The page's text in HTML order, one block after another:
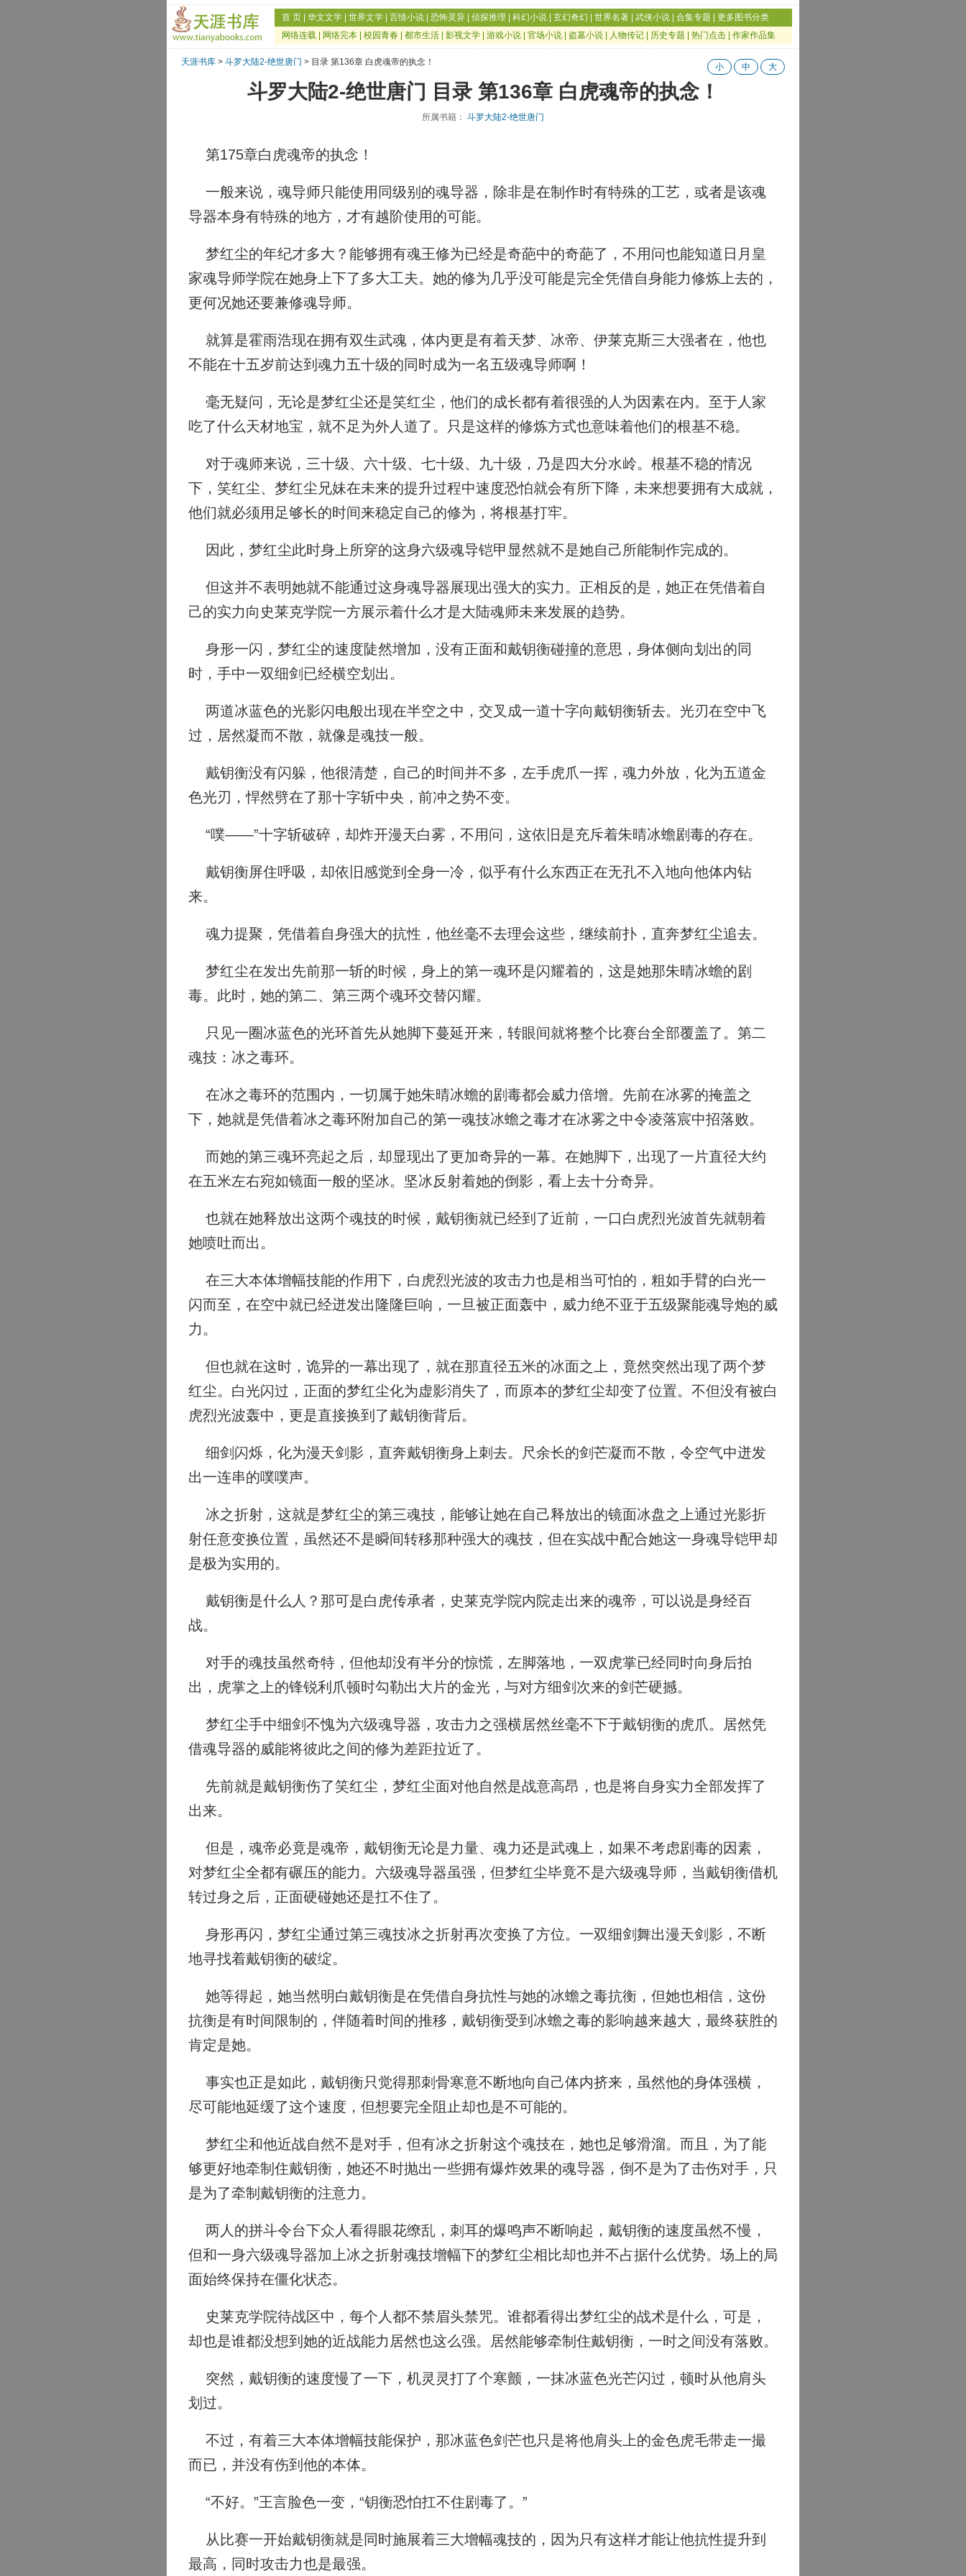
首 页 华文文学 世界文学 言情小说 恐怖灵异 侦探推理 科幻小说 玄幻奇幻 世界名著 武侠小说 合集专题
更多图书分类
网络连载
网络完本 校园青春 都市生活 影视文学 游戏小说 官场小说 盗墓小说 人物传记 历史专题 热门点击 作家作品集
天涯书库 > 斗罗大陆2-绝世唐门 > 目录 第136章 白虎魂帝的执念！ 小 中 大
斗罗大陆2-绝世唐门 目录 第136章 白虎魂帝的执念！
所属书籍： 斗罗大陆2-绝世唐门
第175章白虎魂帝的执念！
一般来说，魂导师只能使用同级别的魂导器，除非是在制作时有特殊的工艺，或者是该魂
导器本身有特殊的地方，才有越阶使用的可能。
梦红尘的年纪才多大？能够拥有魂王修为已经是奇葩中的奇葩了，不用问也能知道日月皇
家魂导师学院在她身上下了多大工夫。她的修为几乎没可能是完全凭借自身能力修炼上去的，
更何况她还要兼修魂导师。
就算是霍雨浩现在拥有双生武魂，体内更是有着天梦、冰帝、伊莱克斯三大强者在，他也
不能在十五岁前达到魂力五十级的同时成为一名五级魂导师啊！
毫无疑问，无论是梦红尘还是笑红尘，他们的成长都有着很强的人为因素在内。至于人家
吃了什么天材地宝，就不足为外人道了。只是这样的修炼方式也意味着他们的根基不稳。
对于魂师来说，三十级、六十级、七十级、九十级，乃是四大分水岭。根基不稳的情况
下，笑红尘、梦红尘兄妹在未来的提升过程中速度恐怕就会有所下降，未来想要拥有大成就，
他们就必须用足够长的时间来稳定自己的修为，将根基打牢。
因此，梦红尘此时身上所穿的这身六级魂导铠甲显然就不是她自己所能制作完成的。
但这并不表明她就不能通过这身魂导器展现出强大的实力。正相反的是，她正在凭借着自
己的实力向史莱克学院一方展示着什么才是大陆魂师未来发展的趋势。
身形一闪，梦红尘的速度陡然增加，没有正面和戴钥衡碰撞的意思，身体侧向划出的同
时，手中一双细剑已经横空划出。
两道冰蓝色的光影闪电般出现在半空之中，交叉成一道十字向戴钥衡斩去。光刃在空中飞
过，居然凝而不散，就像是魂技一般。
戴钥衡没有闪躲，他很清楚，自己的时间并不多，左手虎爪一挥，魂力外放，化为五道金
色光刃，悍然劈在了那十字斩中央，前冲之势不变。
“噗——”十字斩破碎，却炸开漫天白雾，不用问，这依旧是充斥着朱晴冰蟾剧毒的存在。
戴钥衡屏住呼吸，却依旧感觉到全身一冷，似乎有什么东西正在无孔不入地向他体内钻
来。
魂力提聚，凭借着自身强大的抗性，他丝毫不去理会这些，继续前扑，直奔梦红尘追去。
梦红尘在发出先前那一斩的时候，身上的第一魂环是闪耀着的，这是她那朱晴冰蟾的剧
毒。此时，她的第二、第三两个魂环交替闪耀。
只见一圈冰蓝色的光环首先从她脚下蔓延开来，转眼间就将整个比赛台全部覆盖了。第二
魂技：冰之毒环。
在冰之毒环的范围内，一切属于她朱晴冰蟾的剧毒都会威力倍增。先前在冰雾的掩盖之
下，她就是凭借着冰之毒环附加自己的第一魂技冰蟾之毒才在冰雾之中令凌落宸中招落败。
而她的第三魂环亮起之后，却显现出了更加奇异的一幕。在她脚下，出现了一片直径大约
在五米左右宛如镜面一般的坚冰。坚冰反射着她的倒影，看上去十分奇异。
也就在她释放出这两个魂技的时候，戴钥衡就已经到了近前，一口白虎烈光波首先就朝着
她喷吐而出。
在三大本体增幅技能的作用下，白虎烈光波的攻击力也是相当可怕的，粗如手臂的白光一
闪而至，在空中就已经迸发出隆隆巨响，一旦被正面轰中，威力绝不亚于五级聚能魂导炮的威
力。
但也就在这时，诡异的一幕出现了，就在那直径五米的冰面之上，竟然突然出现了两个梦
红尘。白光闪过，正面的梦红尘化为虚影消失了，而原本的梦红尘却变了位置。不但没有被白
虎烈光波轰中，更是直接换到了戴钥衡背后。
细剑闪烁，化为漫天剑影，直奔戴钥衡身上刺去。尺余长的剑芒凝而不散，令空气中迸发
出一连串的噗噗声。
冰之折射，这就是梦红尘的第三魂技，能够让她在自己释放出的镜面冰盘之上通过光影折
射任意变换位置，虽然还不是瞬间转移那种强大的魂技，但在实战中配合她这一身魂导铠甲却
是极为实用的。
戴钥衡是什么人？那可是白虎传承者，史莱克学院内院走出来的魂帝，可以说是身经百
战。
对手的魂技虽然奇特，但他却没有半分的惊慌，左脚落地，一双虎掌已经同时向身后拍
出，虎掌之上的锋锐利爪顿时勾勒出大片的金光，与对方细剑次来的剑芒硬撼。
梦红尘手中细剑不愧为六级魂导器，攻击力之强横居然丝毫不下于戴钥衡的虎爪。居然凭
借魂导器的威能将彼此之间的修为差距拉近了。
先前就是戴钥衡伤了笑红尘，梦红尘面对他自然是战意高昂，也是将自身实力全部发挥了
出来。
但是，魂帝必竟是魂帝，戴钥衡无论是力量、魂力还是武魂上，如果不考虑剧毒的因素，
对梦红尘全都有碾压的能力。六级魂导器虽强，但梦红尘毕竟不是六级魂导师，当戴钥衡借机
转过身之后，正面硬碰她还是扛不住了。
身形再闪，梦红尘通过第三魂技冰之折射再次变换了方位。一双细剑舞出漫天剑影，不断
地寻找着戴钥衡的破绽。
她等得起，她当然明白戴钥衡是在凭借自身抗性与她的冰蟾之毒抗衡，但她也相信，这份
抗衡是有时间限制的，伴随着时间的推移，戴钥衡受到冰蟾之毒的影响越来越大，最终获胜的
肯定是她。
事实也正是如此，戴钥衡只觉得那刺骨寒意不断地向自己体内挤来，虽然他的身体强横，
尽可能地延缓了这个速度，但想要完全阻止却也是不可能的。
梦红尘和他近战自然不是对手，但有冰之折射这个魂技在，她也足够滑溜。而且，为了能
够更好地牵制住戴钥衡，她还不时抛出一些拥有爆炸效果的魂导器，倒不是为了击伤对手，只
是为了牵制戴钥衡的注意力。
两人的拼斗令台下众人看得眼花缭乱，刺耳的爆鸣声不断响起，戴钥衡的速度虽然不慢，
但和一身六级魂导器加上冰之折射魂技增幅下的梦红尘相比却也并不占据什么优势。场上的局
面始终保持在僵化状态。
史莱克学院待战区中，每个人都不禁眉头禁咒。谁都看得出梦红尘的战术是什么，可是，
却也是谁都没想到她的近战能力居然也这么强。居然能够牵制住戴钥衡，一时之间没有落败。
突然，戴钥衡的速度慢了一下，机灵灵打了个寒颤，一抹冰蓝色光芒闪过，顿时从他肩头
划过。
不过，有着三大本体增幅技能保护，那冰蓝色剑芒也只是将他肩头上的金色虎毛带走一撮
而已，并没有伤到他的本体。
“不好。”王言脸色一变，“钥衡恐怕扛不住剧毒了。”
从比赛一开始戴钥衡就是同时施展着三大增幅魂技的，因为只有这样才能让他抗性提升到
最高，同时攻击力也是最强。